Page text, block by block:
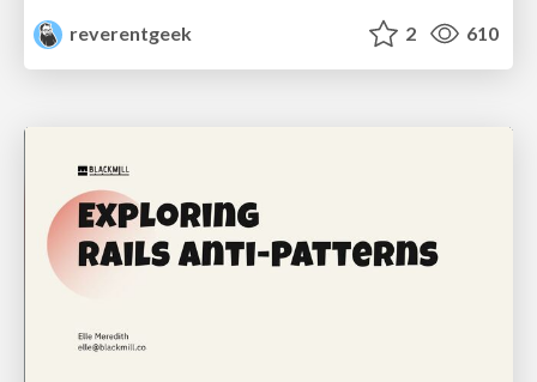
reverentgeek
2 610